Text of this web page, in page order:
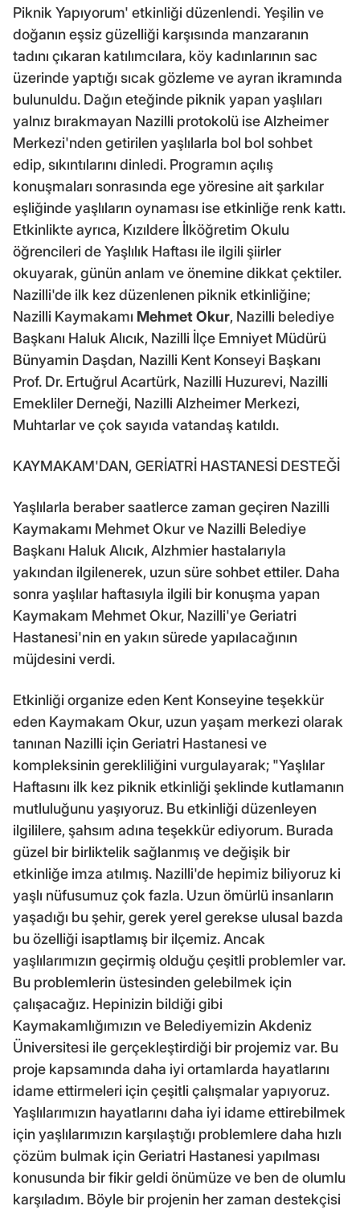
Piknik Yapıyorum' etkinliği düzenlendi. Yeşilin ve
doğanın eşsiz güzelliği karşısında manzaranın
tadını çıkaran katılımcılara, köy kadınlarının sac
üzerinde yaptığı sıcak gözleme ve ayran ikramında
bulunuldu. Dağın eteğinde piknik yapan yaşlıları
yalnız bırakmayan Nazilli protokolü ise Alzheimer
Merkezi'nden getirilen yaşlılarla bol bol sohbet
edip, sıkıntılarını dinledi. Programın açılış
konuşmaları sonrasında ege yöresine ait şarkılar
eşliğinde yaşlıların oynaması ise etkinliğe renk kattı.
Etkinlikte ayrıca, Kızıldere İlköğretim Okulu
öğrencileri de Yaşlılık Haftası ile ilgili şiirler
okuyarak, günün anlam ve önemine dikkat çektiler.
Nazilli'de ilk kez düzenlenen piknik etkinliğine;
Nazilli Kaymakamı Mehmet Okur, Nazilli belediye
Başkanı Haluk Alıcık, Nazilli İlçe Emniyet Müdürü
Bünyamin Daşdan, Nazilli Kent Konseyi Başkanı
Prof. Dr. Ertuğrul Acartürk, Nazilli Huzurevi, Nazilli
Emekliler Derneği, Nazilli Alzheimer Merkezi,
Muhtarlar ve çok sayıda vatandaş katıldı.
KAYMAKAM'DAN, GERİATRİ HASTANESİ DESTEĞİ
Yaşlılarla beraber saatlerce zaman geçiren Nazilli
Kaymakamı Mehmet Okur ve Nazilli Belediye
Başkanı Haluk Alıcık, Alzhmier hastalarıyla
yakından ilgilenerek, uzun süre sohbet ettiler. Daha
sonra yaşlılar haftasıyla ilgili bir konuşma yapan
Kaymakam Mehmet Okur, Nazilli'ye Geriatri
Hastanesi'nin en yakın sürede yapılacağının
müjdesini verdi.
Etkinliği organize eden Kent Konseyine teşekkür
eden Kaymakam Okur, uzun yaşam merkezi olarak
tanınan Nazilli için Geriatri Hastanesi ve
kompleksinin gerekliliğini vurgulayarak; "Yaşlılar
Haftasını ilk kez piknik etkinliği şeklinde kutlamanın
mutluluğunu yaşıyoruz. Bu etkinliği düzenleyen
ilgililere, şahsım adına teşekkür ediyorum. Burada
güzel bir birliktelik sağlanmış ve değişik bir
etkinliğe imza atılmış. Nazilli'de hepimiz biliyoruz ki
yaşlı nüfusumuz çok fazla. Uzun ömürlü insanların
yaşadığı bu şehir, gerek yerel gerekse ulusal bazda
bu özelliği isaptlamış bir ilçemiz. Ancak
yaşlılarımızın geçirmiş olduğu çeşitli problemler var.
Bu problemlerin üstesinden gelebilmek için
çalışacağız. Hepinizin bildiği gibi
Kaymakamlığımızın ve Belediyemizin Akdeniz
Üniversitesi ile gerçekleştirdiği bir projemiz var. Bu
proje kapsamında daha iyi ortamlarda hayatlarını
idame ettirmeleri için çeşitli çalışmalar yapıyoruz.
Yaşlılarımızın hayatlarını daha iyi idame ettirebilmek
için yaşlılarımızın karşılaştığı problemlere daha hızlı
çözüm bulmak için Geriatri Hastanesi yapılması
konusunda bir fikir geldi önümüze ve ben de olumlu
karşıladım. Böyle bir projenin her zaman destekçisi